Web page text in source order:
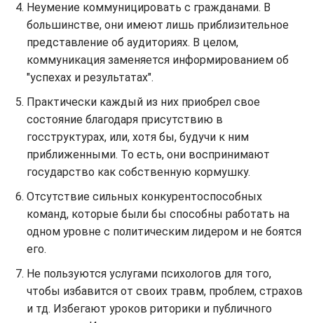
Неумение коммуницировать с гражданами. В
большинстве, они имеют лишь приблизительное
представление об аудиториях. В целом,
коммуникация заменяется информированием об
"успехах и результатах".
Практически каждый из них приобрел свое
состояние благодаря присутствию в
госструктурах, или, хотя бы, будучи к ним
приближенными. То есть, они воспринимают
государство как собственную кормушку.
Отсутствие сильных конкурентоспособных
команд, которые были бы способны работать на
одном уровне с политическим лидером и не боятся
его.
Не пользуются услугами психологов для того,
чтобы избавится от своих травм, проблем, страхов
и тд. Избегают уроков риторики и публичного